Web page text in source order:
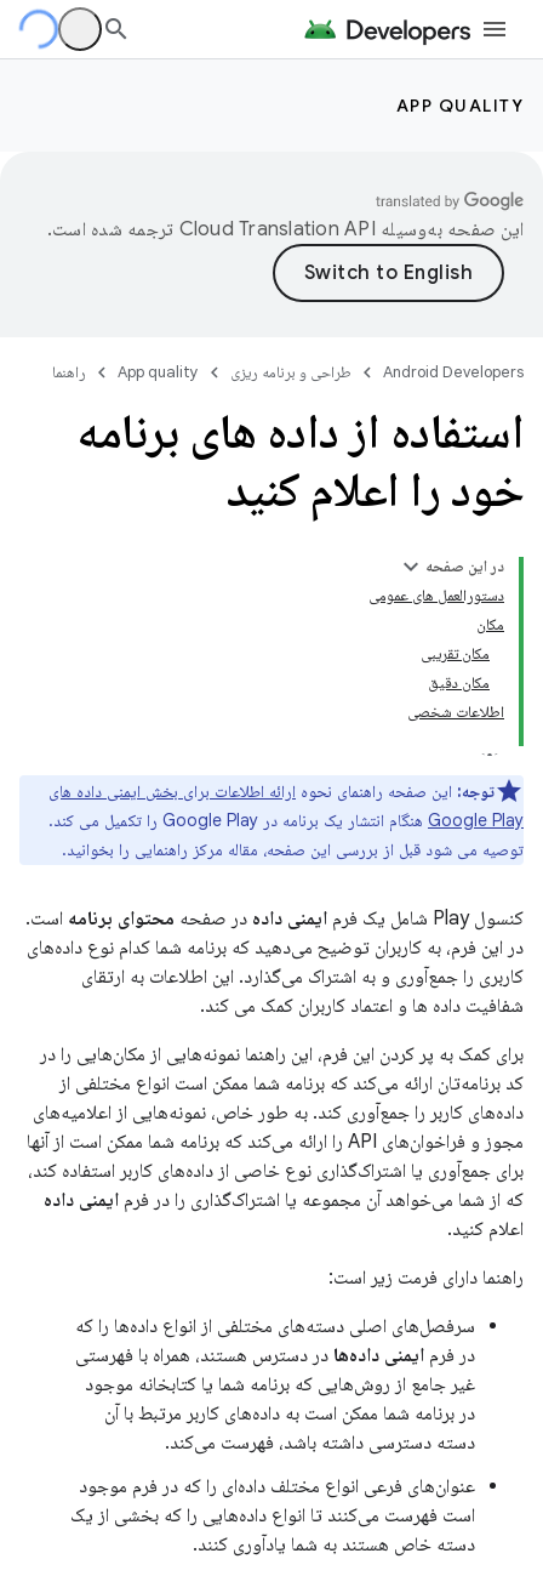
APP QUALITY
این صفحه به‌وسیله ترجمه شده است.
Android Developers طراحی و برنامه ریزی App quality راهنما
استفاده از داده های برنامه
خود را اعلام کنید
در این صفحه
دستورالعمل های عمومی
مکان
مکان تقریبی
مکان دقیق
اطلاعات شخصی
توجه: این صفحه راهنمای نحوه ارائه اطلاعات برای بخش ایمنی داده های
Google Play
هنگام انتشار یک برنامه در Google Play را تکمیل می کند.
توصیه می شود قبل از بررسی این صفحه، مقاله مرکز راهنمایی را بخوانید.
کنسول Play شامل یک فرم ایمنی داده در صفحه محتوای برنامه است.
در این فرم، به کاربران توضیح می‌دهید که برنامه شما کدام نوع داده‌های
کاربری را جمع‌آوری و به اشتراک می‌گذارد. این اطلاعات به ارتقای
شفافیت داده ها و اعتماد کاربران کمک می کند.
برای کمک به پر کردن این فرم، این راهنما نمونه‌هایی از مکان‌هایی را در
کد برنامه‌تان ارائه می‌کند که برنامه شما ممکن است انواع مختلفی از
داده‌های کاربر را جمع‌آوری کند. به طور خاص، نمونه‌هایی از اعلامیه‌های
مجوز و فراخوان‌های API را ارائه می‌کند که برنامه شما ممکن است از آنها
برای جمع‌آوری یا اشتراک‌گذاری نوع خاصی از داده‌های کاربر استفاده کند،
که از شما می‌خواهد آن مجموعه یا اشتراک‌گذاری را در فرم ایمنی داده
اعلام کنید.
راهنما دارای فرمت زیر است:
سرفصل‌های اصلی دسته‌های مختلفی از انواع داده‌ها را که
در فرم ایمنی داده‌ها در دسترس هستند، همراه با فهرستی
غیر جامع از روش‌هایی که برنامه شما یا کتابخانه موجود
در برنامه شما ممکن است به داده‌های کاربر مرتبط با آن
دسته دسترسی داشته باشد، فهرست می‌کند.
عنوان‌های فرعی انواع مختلف داده‌ای را که در فرم موجود
است فهرست می‌کنند تا انواع داده‌هایی را که بخشی از یک
دسته خاص هستند به شما یادآوری کنند.